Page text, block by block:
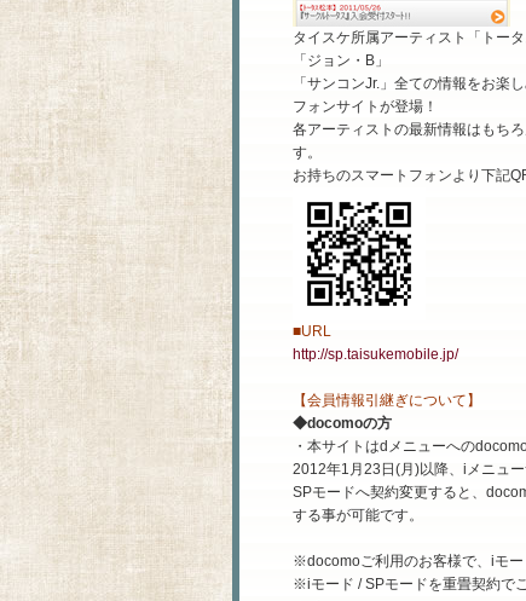
タイスケ所属アーティスト「トー
「ジョン・B」
「サンコンJr.」全ての情報をお楽
フォンサイトが登場！
各アーティストの最新情報はもち
す。
お持ちのスマートフォンより下記
■URL
http://sp.taisukemobile.jp/
【会員情報引継ぎについて】
◆docomoの方
・本サイトはdメニューへの
2012年1月23日(月)以降、iメニュ
SPモードへ契約変更すると、
する事が可能です。
※docomoご利用のお客様で、iモー
※iモード / SPモードを重畳契約で